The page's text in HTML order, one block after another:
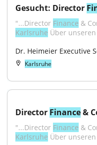
Gesucht: Director
"...Director Finance &
Karlsruhe Über
Dr. Heimeier Executive
Karlsruhe
Director Finance &
"...Director Finance &
Karlsruhe Über